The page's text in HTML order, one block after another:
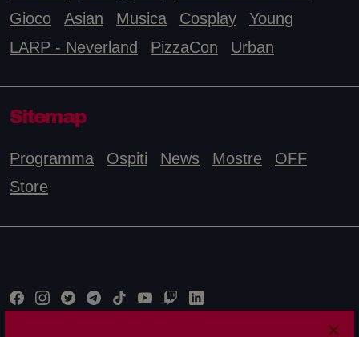
Gioco
Asian Musica Cosplay
Young
LARP - Neverland
PizzaCon Urban
Sitemap
Programma Ospiti News Mostre
OFF
Store
×